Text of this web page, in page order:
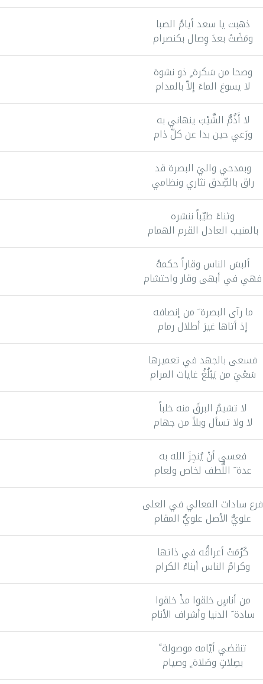
ذهبت يا سعد أيامُ الصبا
ومَضَتْ بعدَ وِصال بکنصرام
وصحا من سَكرة ٍ ذو نشوة
لا يسوغ الماءَ إلاّ بالمدام
لا أَذُمُّ الشَّيْبَ ينهاني به
ورَعي حين بدا عن كلّ ذام
وبمدحي واليَ البصرة قد
راق بالصِّدق نثاري ونظامي
وثناءً طيّباً ننشره
بالمنيب العادل القرم الهمام
ألبسَ الناس وقاراً حكمهُ
فهي في أبهى وقار واحتشام
ما رآى البصرة َ من إنصافه
إذ أتاها غيرَ أطلال رمام
فسعى بالجهد في تعميرها
سَعْيَ من يَبْلُغُ غايات المرام
لا تشيمُ البرقَ منه خلباً
لا ولا تسأل وبلاً من جهام
فعسى أنْ يُنجِزَ الله به
عدة َ اللُّطف لخاص ولعام
فرع سادات المعالي في العلى
علويُّ الأصل علويُّ المقام
كَرُمَتْ أعراقُه في ذاتها
وكرامُ الناس أبناءُ الكرام
من أناسٍ خلقوا مذْ خلقوا
سادة َ الدنيا وأشراف الأنام
تنقضي أيّامه موصولة ً
بصِلاتٍ وصَلاة ٍ وصيام